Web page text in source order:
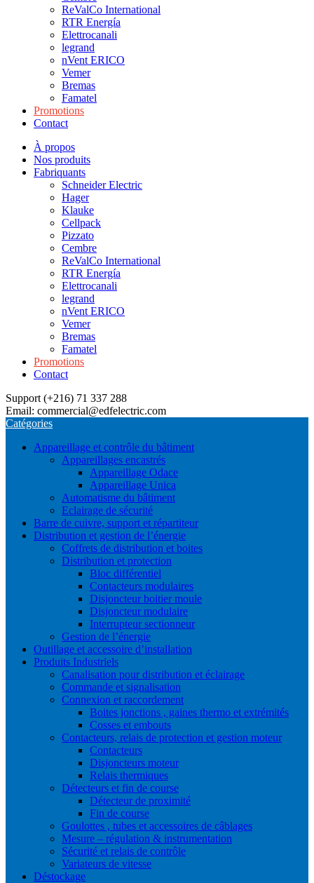
ReValCo International
RTR Energía
Elettrocanali
legrand
nVent ERICO
Vemer
Bremas
Famatel
Promotions
Contact
À propos
Nos produits
Fabriquants
Schneider Electric
Hager
Klauke
Cellpack
Pizzato
Cembre
ReValCo International
RTR Energía
Elettrocanali
legrand
nVent ERICO
Vemer
Bremas
Famatel
Promotions
Contact
Support (+216) 71 337 288
Email: commercial@edfelectric.com
Catégories
Appareillage et contrôle du bâtiment
Appareillages encastrés
Appareillage Odace
Appareillage Unica
Automatisme du bâtiment
Eclairage de sécurité
Barre de cuivre, support et répartiteur
Distribution et gestion de l’énergie
Coffrets de distribution et boites
Distribution et protection
Bloc différentiel
Contacteurs modulaires
Disjoncteur boitier moule
Disjoncteur modulaire
Interrupteur sectionneur
Gestion de l’énergie
Outillage et accessoire d’installation
Produits Industriels
Canalisation pour distribution et éclairage
Commande et signalisation
Connexion et raccordement
Boites jonctions , gaines thermo et extrémités
Cosses et embouts
Contacteurs, relais de protection et gestion moteur
Contacteurs
Disjoncteurs moteur
Relais thermiques
Détecteurs et fin de course
Détecteur de proximité
Fin de course
Goulottes , tubes et accessoires de câblages
Mesure – régulation & instrumentation
Sécurité et relais de contrôle
Variateurs de vitesse
Déstockage